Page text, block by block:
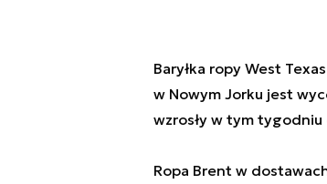
Baryłka ropy West
w Nowym Jorku jest
wzrosły w tym tygodniu
Ropa Brent w